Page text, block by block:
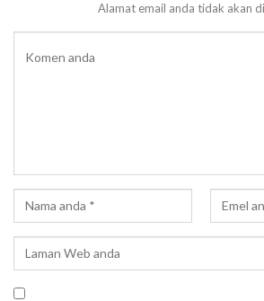
Alamat email anda tidak akan